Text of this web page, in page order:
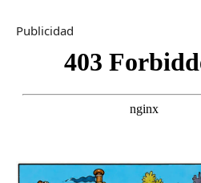
Publicidad